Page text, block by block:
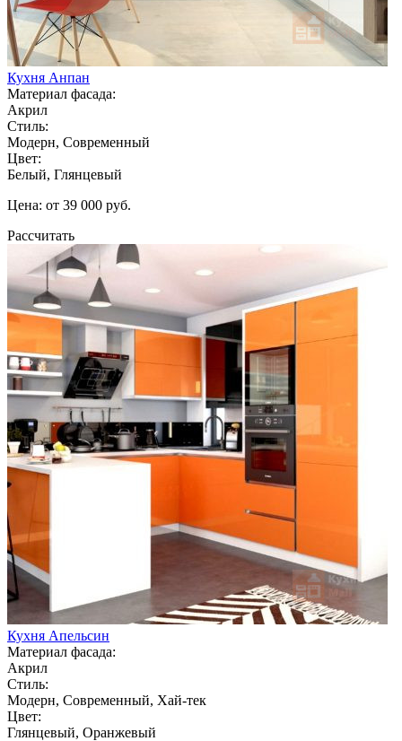
Кухня Анпан
Материал фасада:
Акрил
Стиль:
Модерн, Современный
Цвет:
Белый, Глянцевый
Цена: от 39 000 руб.
Рассчитать
Кухня Апельсин
Материал фасада:
Акрил
Стиль:
Модерн, Современный, Хай-тек
Цвет:
Глянцевый, Оранжевый